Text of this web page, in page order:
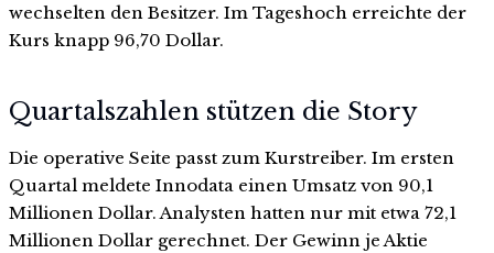
wechselten den Besitzer. Im Tageshoch erreichte der
Kurs knapp 96,70 Dollar.
Quartalszahlen stützen die Story
Die operative Seite passt zum Kurstreiber. Im ersten
Quartal meldete Innodata einen Umsatz von 90,1
Millionen Dollar. Analysten hatten nur mit etwa 72,1
Millionen Dollar gerechnet. Der Gewinn je Aktie